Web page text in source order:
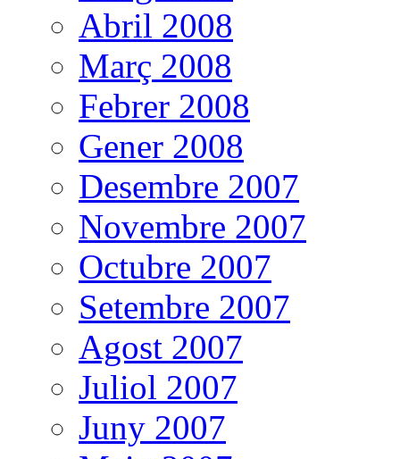
Abril 2008
Març 2008
Febrer 2008
Gener 2008
Desembre 2007
Novembre 2007
Octubre 2007
Setembre 2007
Agost 2007
Juliol 2007
Juny 2007